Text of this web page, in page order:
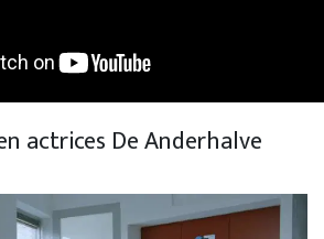
actrices De Anderhalve